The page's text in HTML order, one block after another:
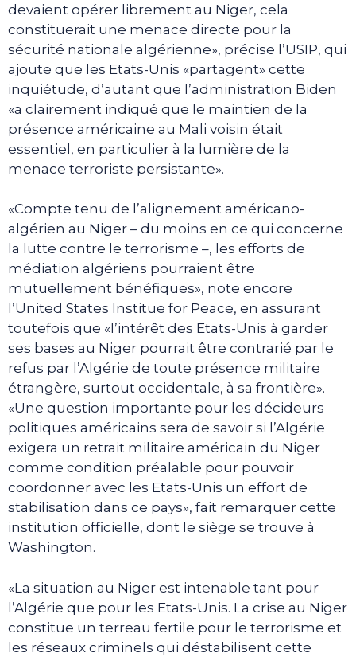
devaient opérer librement au Niger, cela
constituerait une menace directe pour la
sécurité nationale algérienne», précise l’USIP, qui
ajoute que les Etats-Unis «partagent» cette
inquiétude, d’autant que l’administration Biden
«a clairement indiqué que le maintien de la
présence américaine au Mali voisin était
essentiel, en particulier à la lumière de la
menace terroriste persistante».
«Compte tenu de l’alignement américano-
algérien au Niger – du moins en ce qui concerne
la lutte contre le terrorisme –, les efforts de
médiation algériens pourraient être
mutuellement bénéfiques», note encore
l’United States Institue for Peace, en assurant
toutefois que «l’intérêt des Etats-Unis à garder
ses bases au Niger pourrait être contrarié par le
refus par l’Algérie de toute présence militaire
étrangère, surtout occidentale, à sa frontière».
«Une question importante pour les décideurs
politiques américains sera de savoir si l’Algérie
exigera un retrait militaire américain du Niger
comme condition préalable pour pouvoir
coordonner avec les Etats-Unis un effort de
stabilisation dans ce pays», fait remarquer cette
institution officielle, dont le siège se trouve à
Washington.
«La situation au Niger est intenable tant pour
l’Algérie que pour les Etats-Unis. La crise au Niger
constitue un terreau fertile pour le terrorisme et
les réseaux criminels qui déstabilisent cette